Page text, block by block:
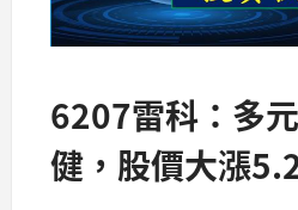
6207雷科：多
健，股價大漲